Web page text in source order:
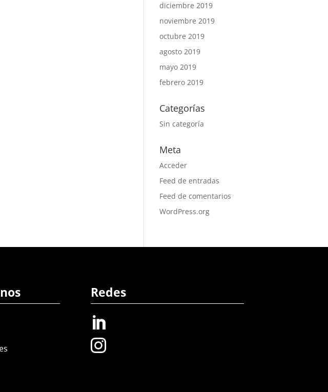
diciembre 2019
noviembre 2019
octubre 2019
agosto 2019
mayo 2019
febrero 2019
Categorías
Sin categoría
Meta
Acceder
Feed de entradas
Feed de comentarios
WordPress.org
Redes

